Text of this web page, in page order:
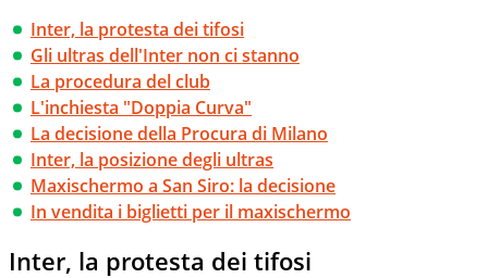
Inter, la protesta dei tifosi
Gli ultras dell'Inter non ci stanno
La procedura del club
L'inchiesta "Doppia Curva"
La decisione della Procura di Milano
Inter, la posizione degli ultras
Maxischermo a San Siro: la decisione
In vendita i biglietti per il maxischermo
Inter, la protesta dei tifosi